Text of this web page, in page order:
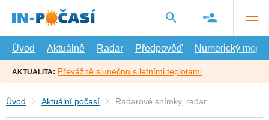
hlavní
Úvod
Aktuálně Radar Předpověď Numerický model
AKTUALITA: Převážně slunečno s letními teplotami
Úvod Aktuální počasí Radarové snímky, radar